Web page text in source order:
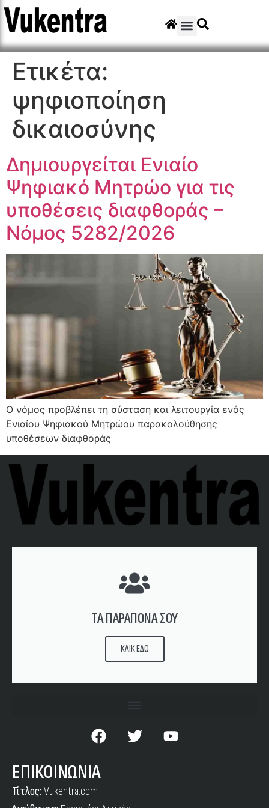
Ετικέτα:
ψηφιοποίηση
δικαιοσύνης
Δημιουργείται Ενιαίο
Ψηφιακό Μητρώο για τις
υποθέσεις διαφθοράς –
Νόμος 5282/2026
Ο νόμος προβλέπει τη σύσταση και λειτουργία ενός
Ενιαίου Ψηφιακού Μητρώου παρακολούθησης
υποθέσεων διαφθοράς
ΤΑ ΠΑΡΑΠΟΝΑ ΣΟΥ
ΚΛΙΚ ΕΔΩ
ΕΠΙΚΟΙΝΩΝΙΑ
Τίτλος: Vukentra.com